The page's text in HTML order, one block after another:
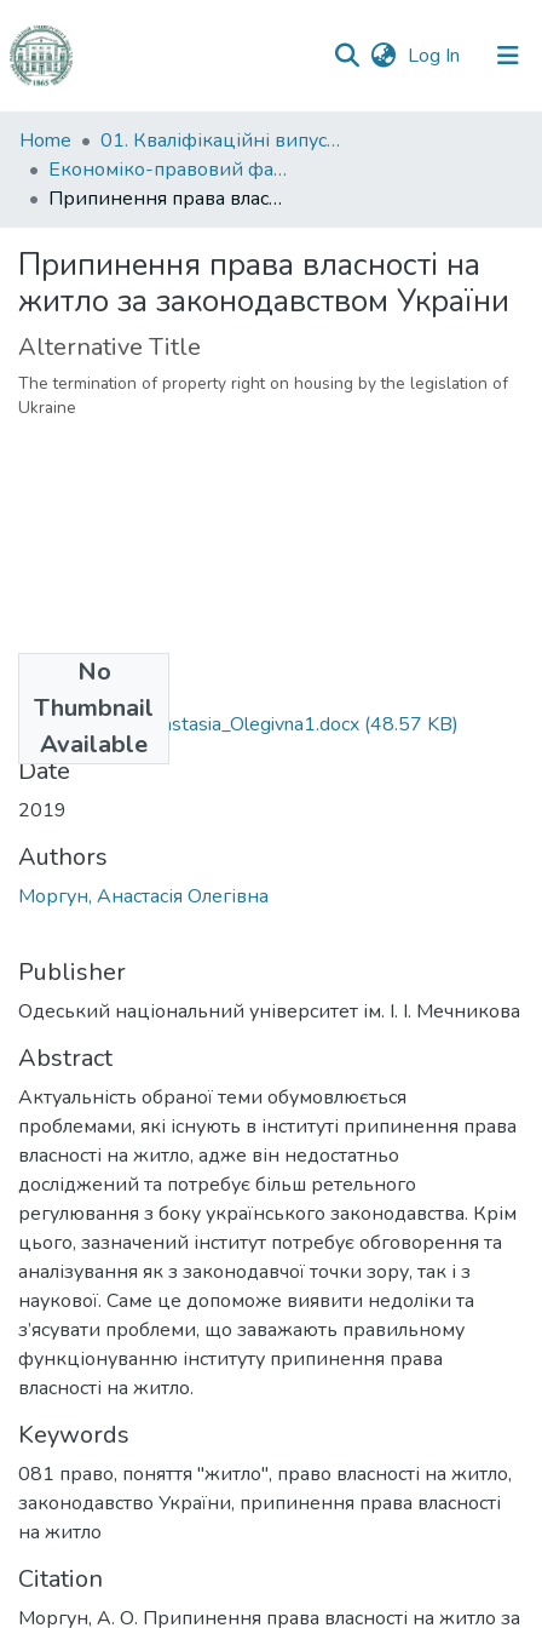
Log In (current)
Communities
&
Collections
Statistics
Home
01. Кваліфікаційні випускні роботи здобувачів вищої освіти
Економіко-правовий факультет
Припинення права власності на житло за законодавством України
Припинення права власності на
житло за законодавством України
Alternative Title
The termination of property right on housing by the legislation of
Ukraine
No
Thumbnail
Available
081_Morgun_Anastasia_Olegivna1.docx (48.57 KB)
Date
2019
Authors
Моргун, Анастасія Олегівна
Publisher
Одеський національний університет ім. І. І. Мечникова
Abstract
Актуальність обраної теми обумовлюється
проблемами, які існують в інституті припинення права
власності на житло, адже він недостатньо
досліджений та потребує більш ретельного
регулювання з боку українського законодавства. Крім
цього, зазначений інститут потребує обговорення та
аналізування як з законодавчої точки зору, так і з
наукової. Саме це допоможе виявити недоліки та
з’ясувати проблеми, що заважають правильному
функціонуванню інституту припинення права
власності на житло.
Keywords
081 право, поняття "житло", право власності на житло,
законодавство України, припинення права власності
на житло
Citation
Моргун, А. О. Припинення права власності на житло за